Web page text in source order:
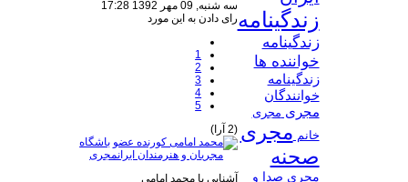
سه شنبه, 09 مهر 1392 17:28
رای دادن به این مورد
1
2
3
4
5
(2 آرا)
آشنایی با محمد امامی
زندگینامه
زندگینامه
خواننده ها
زندگینامه
خوانندگان
مجری مجری
خانم مجری
صحنه
مجری صدا و